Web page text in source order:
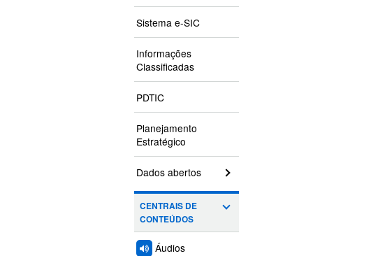
Sistema e-SIC
Informações
Classificadas
PDTIC
Planejamento
Estratégico
Dados abertos
CENTRAIS DE
CONTEÚDOS
Áudios